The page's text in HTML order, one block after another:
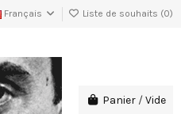
Français Liste de souhaits (0)
Panier /Vide